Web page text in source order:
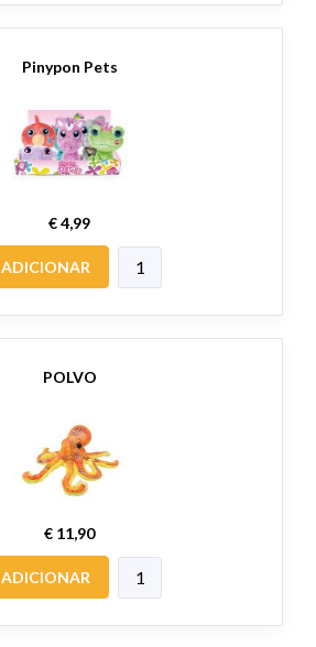
Pinypon Pets
€ 4,99
ADICIONAR
POLVO
€ 11,90
ADICIONAR